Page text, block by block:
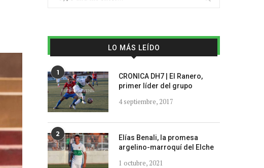
LO MÁS LEÍDO
1
CRONICA DH7 | El Ranero,
primer líder del grupo
4 septiembre, 2017
2
Elías Benali, la promesa
argelino-marroquí del Elche
1 octubre, 2021